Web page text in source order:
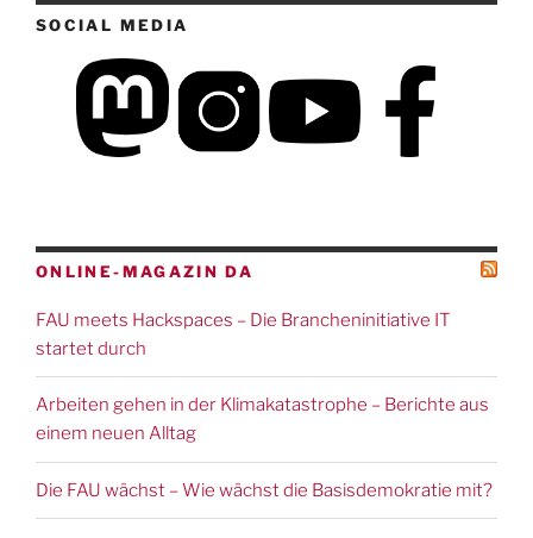
SOCIAL MEDIA
ONLINE-MAGAZIN DA
FAU meets Hackspaces – Die Brancheninitiative IT
startet durch
Arbeiten gehen in der Klimakatastrophe – Berichte aus
einem neuen Alltag
Die FAU wächst – Wie wächst die Basisdemokratie mit?